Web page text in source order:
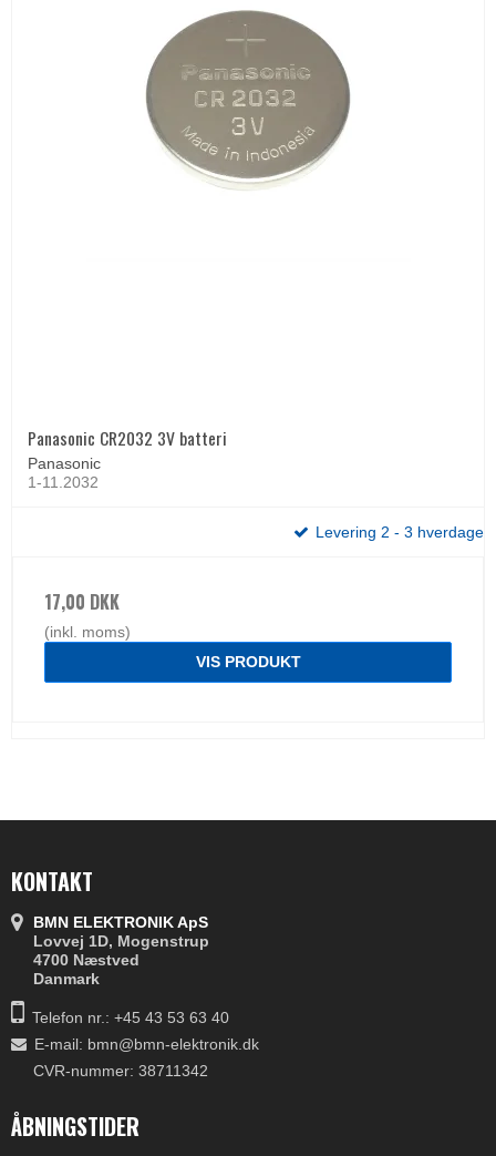
Panasonic CR2032 3V batteri
Panasonic
1-11.2032
Levering 2 - 3 hverdage
17,00 DKK
(inkl. moms)
VIS PRODUKT
KONTAKT
BMN ELEKTRONIK ApS
Lovvej 1D, Mogenstrup
4700 Næstved
Danmark
Telefon nr.: +45 43 53 63 40
E-mail: bmn@bmn-elektronik.dk
CVR-nummer: 38711342
ÅBNINGSTIDER